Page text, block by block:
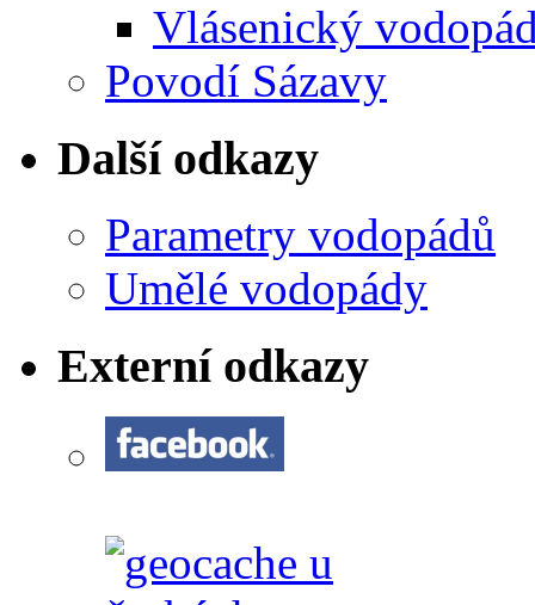
Vlásenický
Povodí Sázavy
Další odkazy
Parametry vodopádů
Umělé vodopády
Externí odkazy